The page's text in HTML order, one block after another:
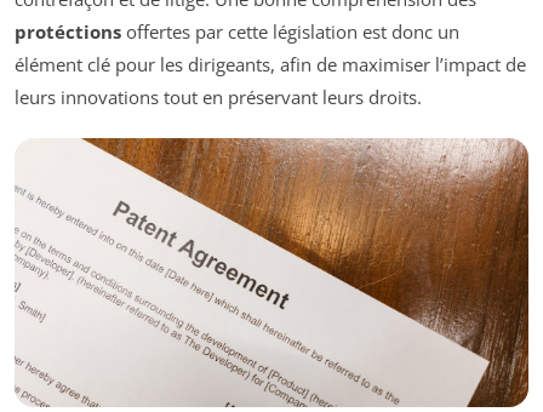
protéctions offertes par cette législation est donc un
élément clé pour les dirigeants, afin de maximiser l’impact de
leurs innovations tout en préservant leurs droits.